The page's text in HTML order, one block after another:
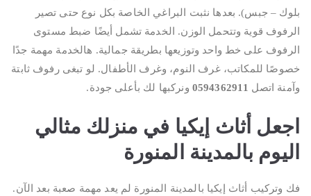
بلوك – جبس). بعدها نثبت البراغي الخاصة بكل نوع حتى تصير
الرفوف قوية وتتحمل الوزن. الخدمة تشمل أيضًا ضبط مستوى
الرفوف على خط واحد وتوزيعها بطريقة جمالية. هالخدمة مهمة جدًا
خصوصًا للمكاتب، غرف النوم، وغرف الأطفال. لو تبغى رفوف ثابتة
وآمنة اتصل 0594362911 ونركبها لك بأعلى جودة.
اجعل أثاث إيكيا في منزلك مثالي
اليوم بالمدينة المنورة
فك وتركيب أثاث إيكيا بالمدينة المنورة لم يعد مهمة صعبة بعد الآن.